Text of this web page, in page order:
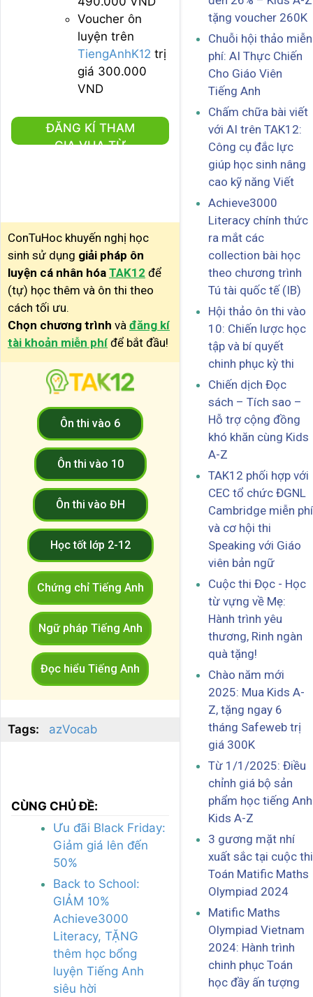
Voucher ôn
luyện trên
TiengAnhK12 trị
giá 300.000
VND
ĐĂNG KÍ THAM
GIA VUA TỪ
ConTuHoc khuyến nghị học
sinh sử dụng giải pháp ôn
luyện cá nhân hóa TAK12 để
(tự) học thêm và ôn thi theo
cách tối ưu.
Chọn chương trình và đăng kí
tài khoản miễn phí để bắt đầu!
Ôn thi vào 6
Ôn thi vào 10
Ôn thi vào ĐH
Học tốt lớp 2-12
Chứng chỉ Tiếng Anh
Ngữ pháp Tiếng Anh
Đọc hiểu Tiếng Anh
Tags: azVocab
CÙNG CHỦ ĐỀ:
Ưu đãi Black Friday:
Giảm giá lên đến
50%
Back to School:
GIẢM 10%
Achieve3000
Literacy, TẶNG
thêm học bổng
luyện Tiếng Anh
siêu hời
tặng voucher 260K
Chuỗi hội thảo miễn
phí: AI Thực Chiến
Cho Giáo Viên
Tiếng Anh
Chấm chữa bài viết
với AI trên TAK12:
Công cụ đắc lực
giúp học sinh nâng
cao kỹ năng Viết
Achieve3000
Literacy chính thức
ra mắt các
collection bài học
theo chương trình
Tú tài quốc tế (IB)
Hội thảo ôn thi vào
10: Chiến lược học
tập và bí quyết
chinh phục kỳ thi
Chiến dịch Đọc
sách – Tích sao –
Hỗ trợ cộng đồng
khó khăn cùng Kids
A-Z
TAK12 phối hợp với
CEC tổ chức ĐGNL
Cambridge miễn phí
và cơ hội thi
Speaking với Giáo
viên bản ngữ
Cuộc thi Đọc - Học
từ vựng về Mẹ:
Hành trình yêu
thương, Rinh ngàn
quà tặng!
Chào năm mới
2025: Mua Kids A-
Z, tặng ngay 6
tháng Safeweb trị
giá 300K
Từ 1/1/2025: Điều
chỉnh giá bộ sản
phẩm học tiếng Anh
Kids A-Z
3 gương mặt nhí
xuất sắc tại cuộc thi
Toán Matific Maths
Olympiad 2024
Matific Maths
Olympiad Vietnam
2024: Hành trình
chinh phục Toán
học đầy ấn tượng